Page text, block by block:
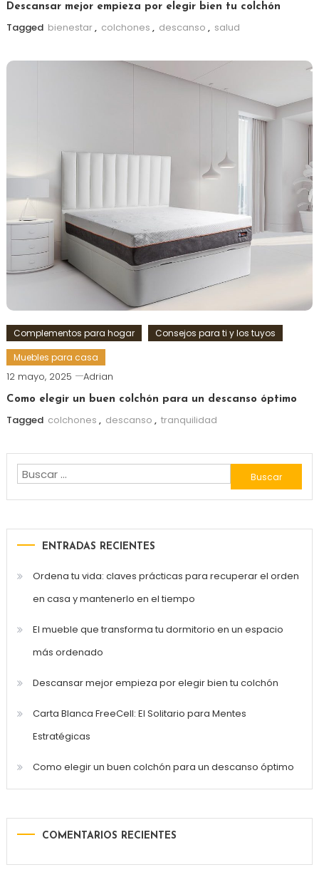
Descansar mejor empieza por elegir bien tu colchón
Tagged bienestar, colchones , descanso , salud
Complementos para hogar
Consejos para ti y los tuyos
Muebles para casa
12 mayo, 2025 Adrian
Como elegir un buen colchón para un descanso óptimo
Tagged colchones , descanso , tranquilidad
Buscar:
ENTRADAS RECIENTES
Ordena tu vida: claves prácticas para recuperar el orden
en casa y mantenerlo en el tiempo
El mueble que transforma tu dormitorio en un espacio
más ordenado
Descansar mejor empieza por elegir bien tu colchón
Carta Blanca FreeCell: El Solitario para Mentes
Estratégicas
Como elegir un buen colchón para un descanso óptimo
COMENTARIOS RECIENTES